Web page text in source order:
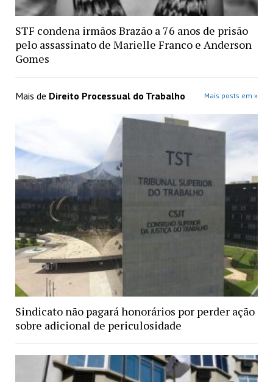
STF condena irmãos Brazão a 76 anos de prisão
pelo assassinato de Marielle Franco e Anderson
Gomes
Mais de Direito Processual do Trabalho Mais posts em »
Sindicato não pagará honorários por perder ação
sobre adicional de periculosidade